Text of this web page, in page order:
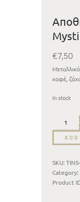
€7,50
καφέ,
In stock
SKU:
Category:
Product